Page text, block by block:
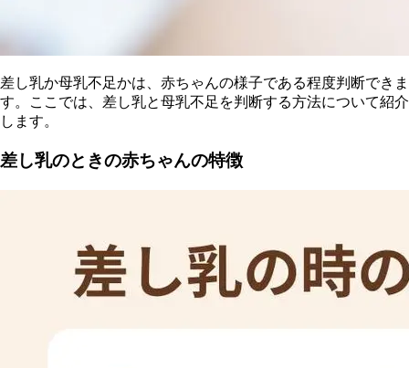
差し乳か母乳不足かは、赤ちゃんの様子である程度判断できま
す。
ここでは、差し乳と母乳不足を判断する方法について紹介
します。
差し乳のときの赤ちゃんの特徴